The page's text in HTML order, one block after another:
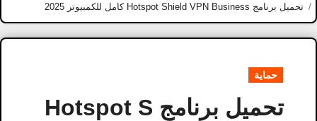
تحميل برنامج Hotspot Shield VPN Business كامل للكمبيوتر 2025
حماية
تحميل برنامج Hotspot S